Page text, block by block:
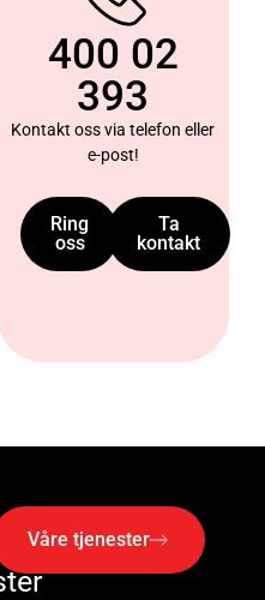
400 02
393
Kontakt oss via telefon eller
e-post!
Ring
oss
Ta
kontakt
Våre tjenester